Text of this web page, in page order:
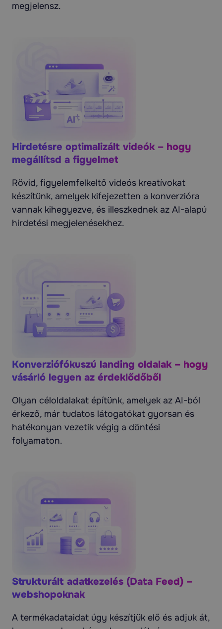
megjelensz.
Hirdetésre optimalizált videók – hogy
megállítsd a figyelmet
Rövid, figyelemfelkeltő videós kreatívokat
készítünk, amelyek kifejezetten a konverzióra
vannak kihegyezve, és illeszkednek az AI-alapú
hirdetési megjelenésekhez.
Konverziófókuszú landing oldalak – hogy
vásárló legyen az érdeklődőből
Olyan céloldalakat építünk, amelyek az AI-ból
érkező, már tudatos látogatókat gyorsan és
hatékonyan vezetik végig a döntési
folyamaton.
Strukturált adatkezelés (Data Feed) –
webshopoknak
A termékadataidat úgy készítjük elő és adjuk át,